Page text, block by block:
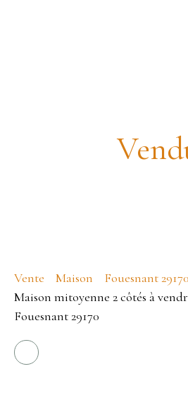
Vente Maison
Fouesnant 29170
Maison mitoyenne 2 côtés à
Fouesnant 29170